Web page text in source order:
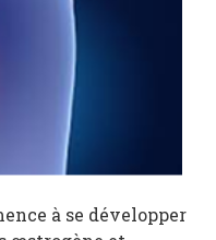
à se développer